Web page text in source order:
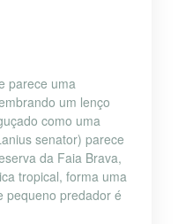
parece uma
um lenço
como uma
senator) parece
da Faia Brava,
tropical, forma uma
pequeno predador é